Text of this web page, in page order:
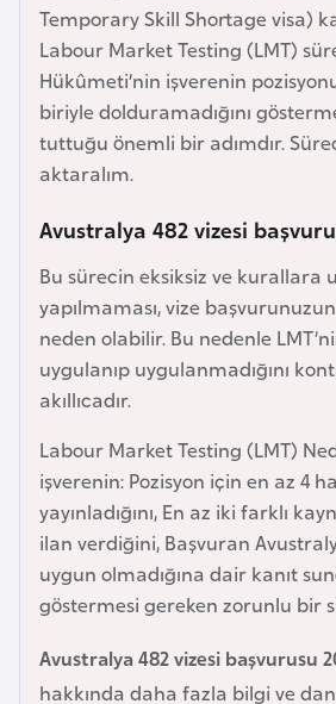
Temporary Skill Shortage visa)
Labour Market Testing (LMT)
Hükûmeti’nin işverenin
biriyle dolduramadığını
tuttuğu önemli bir adımdır.
aktaralım.
Avustralya 482 vizesi
Bu sürecin eksiksiz ve kurallara
yapılmaması, vize
neden olabilir. Bu nedenle
uygulanıp uygulanmadığını
akıllıcadır.
Labour Market Testing (LMT)
işverenin: Pozisyon için en az 4
yayınladığını, En az iki farklı
ilan verdiğini, Başvuran
uygun olmadığına dair kanıt
göstermesi gereken zorunlu bir
Avustralya 482 vizesi başvurusu
hakkında daha fazla bilgi ve
c
a
n
B
h
e
y
n
a
n
g
l
a
d
ş